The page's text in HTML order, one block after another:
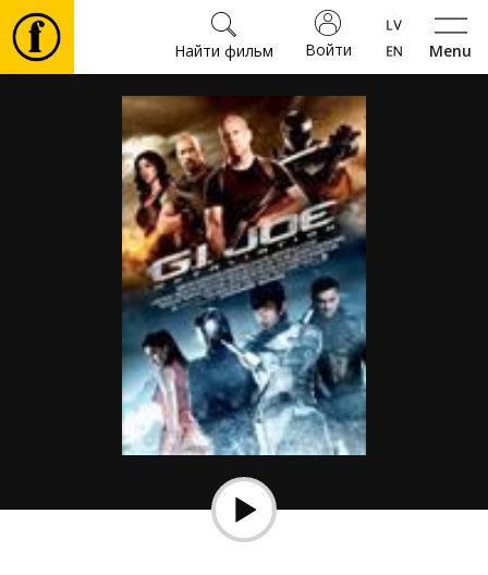
Menu
Войти
Найти фильм
Фильмы
Билеты
Культура
Мероприятия
Новости
Подарки